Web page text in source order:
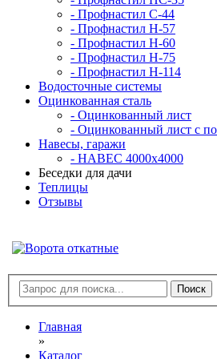
- Профнастил С-44
- Профнастил Н-57
- Профнастил Н-60
- Профнастил Н-75
- Профнастил Н-114
Водосточные системы
Оцинкованная сталь
- Оцинкованный лист
- Оцинкованный лист с
Навесы, гаражи
- НАВЕС 4000х4000
Беседки для дачи
Теплицы
Отзывы
Главная
»
Каталог